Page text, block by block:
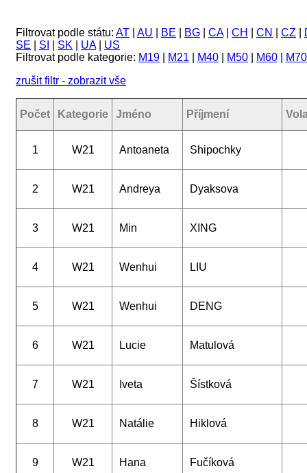
Filtrovat podle státu: AT AU BE BG CA| CH CN CZ
SE
SI SK UA| US
Filtrovat podle kategorie: M19 M21 M40 M50 M60
M70
zrušit filtr - zobrazit vše
Počet Kategorie Jméno Příjmení
1 W21 Antoaneta Shipochky
2 W21 Andreya Dyaksova
3 W21 Min XING
4 W21 Wenhui LIU
5 W21 Wenhui DENG
6 W21 Lucie Matulová
7 W21 Iveta Šístková
8 W21 Natálie Hiklová
9 W21 Hana Fučíková